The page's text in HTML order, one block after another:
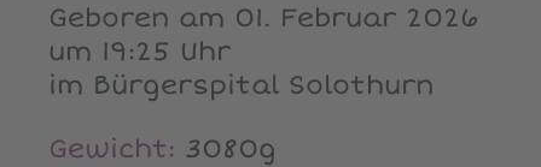
Geboren am 01. Februar 2026
um 19:25 Uhr
im Bürgerspital Solothurn
Gewicht: 3080g